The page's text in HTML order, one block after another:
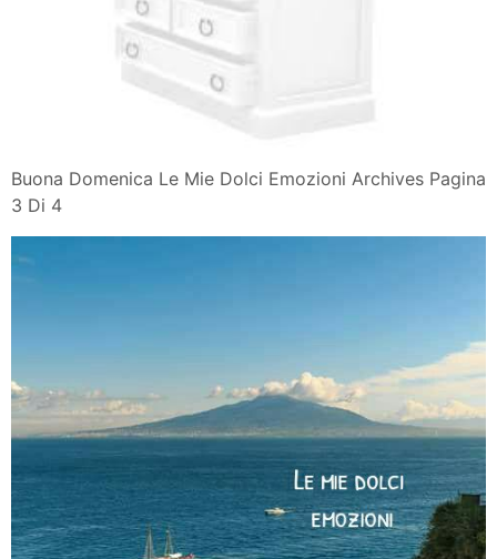
Buona Domenica Le Mie Dolci Emozioni Archives Pagina
3 Di 4